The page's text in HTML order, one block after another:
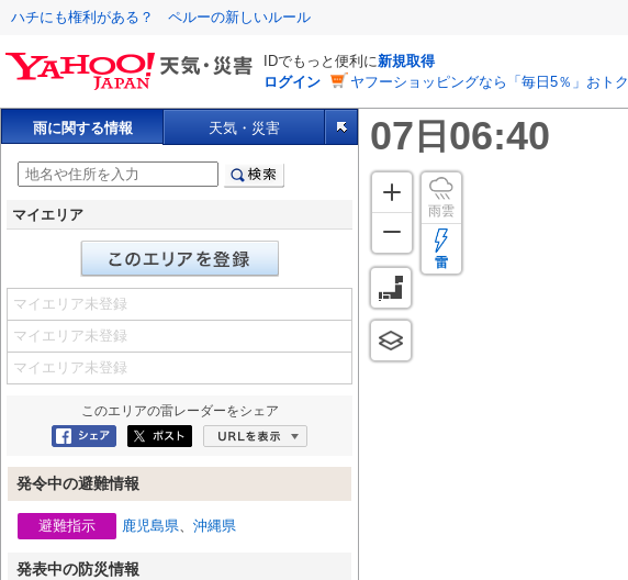
ハチにも権利がある？ ペルーの新しいルール
IDでもっと便利に新規取得
ログイン
ヤフーショッピングなら「毎日5％」おトク
雨に関する情報 天気・災害
マイエリア
マイエリア未登録
マイエリア未登録
マイエリア未登録
このエリアの雷レーダーをシェア
Facebookにシェア
ポスト
発令中の避難情報
避難指示 鹿児島県、 沖縄県
発表中の防災情報
雨雲
雷
07 日 06:40